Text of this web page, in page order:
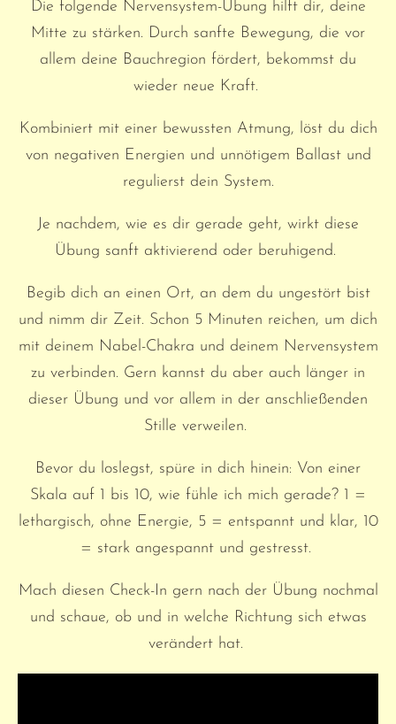
Die folgende Nervensystem-Übung hilft dir, deine
Mitte zu stärken. Durch sanfte Bewegung, die vor
allem deine Bauchregion fördert, bekommst du
wieder neue Kraft.
Kombiniert mit einer bewussten Atmung, löst du dich
von negativen Energien und unnötigem Ballast und
regulierst dein System.
Je nachdem, wie es dir gerade geht, wirkt diese
Übung sanft aktivierend oder beruhigend.
Begib dich an einen Ort, an dem du ungestört bist
und nimm dir Zeit. Schon 5 Minuten reichen, um dich
mit deinem Nabel-Chakra und deinem Nervensystem
zu verbinden. Gern kannst du aber auch länger in
dieser Übung und vor allem in der anschließenden
Stille verweilen.
Bevor du loslegst, spüre in dich hinein: Von einer
Skala auf 1 bis 10, wie fühle ich mich gerade? 1 =
lethargisch, ohne Energie, 5 = entspannt und klar, 10
= stark angespannt und gestresst.
Mach diesen Check-In gern nach der Übung nochmal
und schaue, ob und in welche Richtung sich etwas
verändert hat.